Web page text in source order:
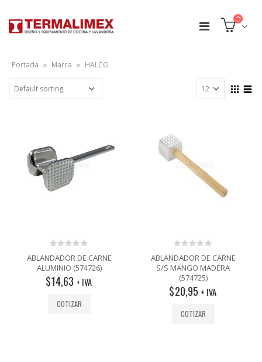
Portada » Marca » HALCO
0
out
of
5
ABLANDADOR DE CARNE
ALUMINIO (574726)
$14,63 + IVA
COTIZAR
0
out
of
ABLANDADOR DE CARNE
S/S MANGO MADERA
(574725)
$20,95 + IVA
COTIZAR